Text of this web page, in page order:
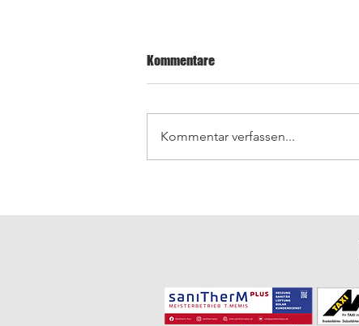
Kommentare
Kommentar verfassen...